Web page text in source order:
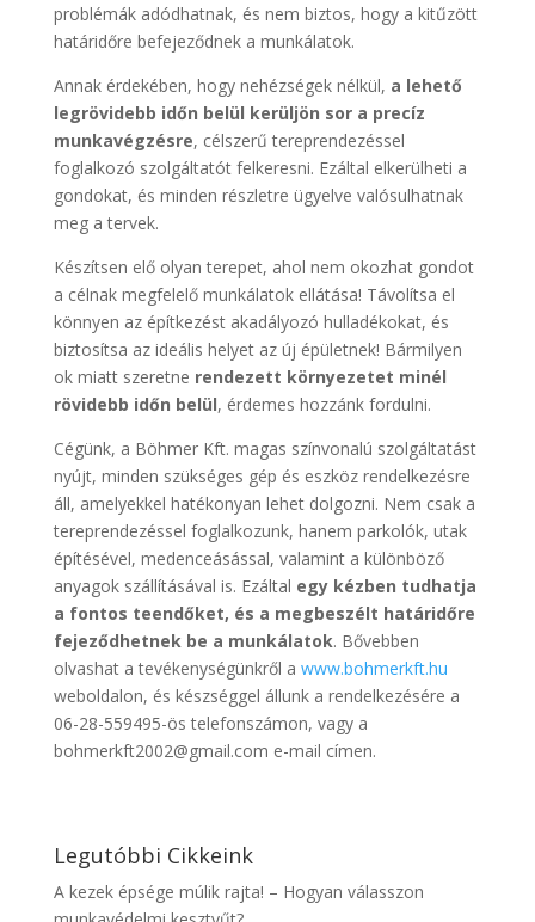
problémák adódhatnak, és nem biztos, hogy a kitűzött
határidőre befejeződnek a munkálatok.
Annak érdekében, hogy nehézségek nélkül, a lehető
legrövidebb időn belül kerüljön sor a precíz
munkavégzésre, célszerű tereprendezéssel
foglalkozó szolgáltatót felkeresni. Ezáltal elkerülheti a
gondokat, és minden részletre ügyelve valósulhatnak
meg a tervek.
Készítsen elő olyan terepet, ahol nem okozhat gondot
a célnak megfelelő munkálatok ellátása! Távolítsa el
könnyen az építkezést akadályozó hulladékokat, és
biztosítsa az ideális helyet az új épületnek! Bármilyen
ok miatt szeretne rendezett környezetet minél
rövidebb időn belül, érdemes hozzánk fordulni.
Cégünk, a Böhmer Kft. magas színvonalú szolgáltatást
nyújt, minden szükséges gép és eszköz rendelkezésre
áll, amelyekkel hatékonyan lehet dolgozni. Nem csak a
tereprendezéssel foglalkozunk, hanem parkolók, utak
építésével, medenceásással, valamint a különböző
anyagok szállításával is. Ezáltal egy kézben tudhatja
a fontos teendőket, és a megbeszélt határidőre
fejeződhetnek be a munkálatok. Bővebben
olvashat a tevékenységünkről a www.bohmerkft.hu
weboldalon, és készséggel állunk a rendelkezésére a
06-28-559495-ös telefonszámon, vagy a
bohmerkft2002@gmail.com e-mail címen.
Legutóbbi Cikkeink
A kezek épsége múlik rajta! – Hogyan válasszon